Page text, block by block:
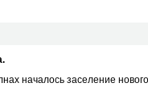
началось заселение